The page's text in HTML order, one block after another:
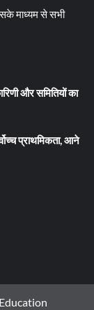
माध्यम से सभी
और समितियों का
प्राथमिकता, आने
Education